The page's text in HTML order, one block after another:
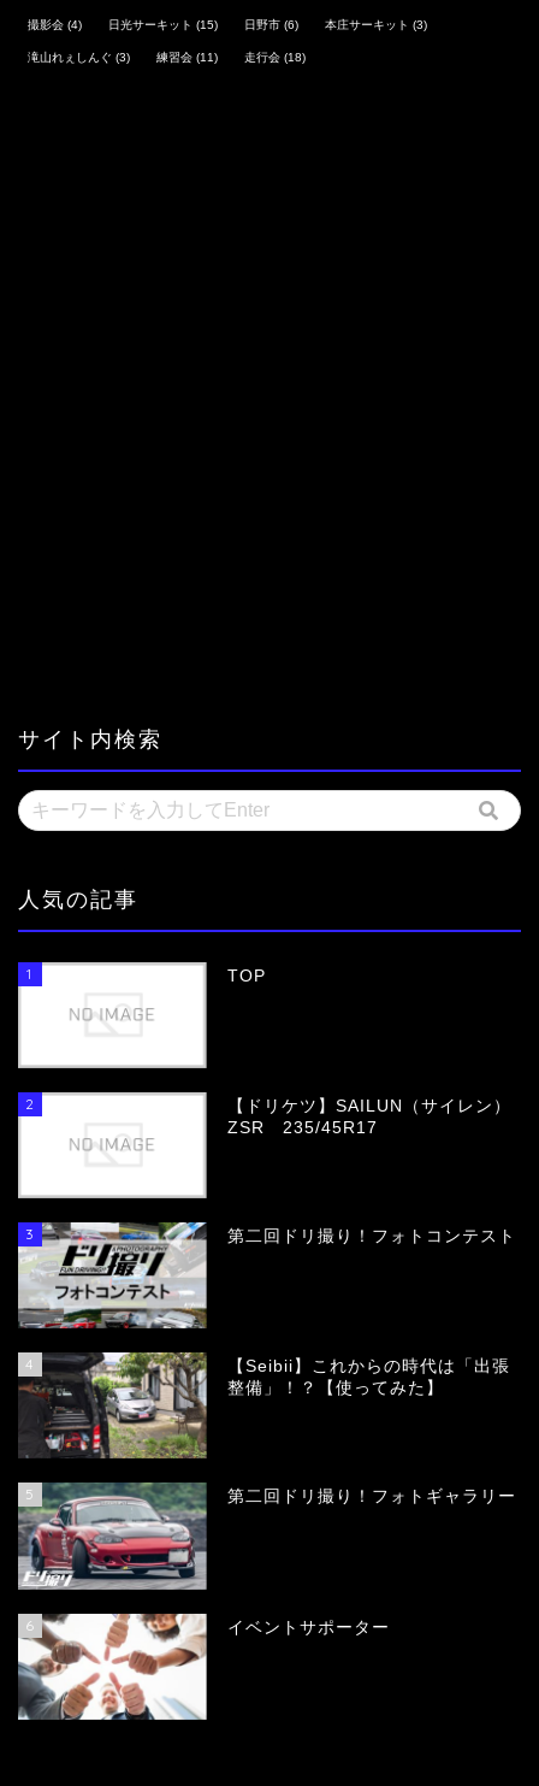
撮影会 (4) 日光サーキット (15) 日野市 (6) 本庄サーキット (3)
滝山れぇしんぐ (3) 練習会 (11) 走行会 (18)
サイト内検索
人気の記事
1 TOP
2
【ドリケツ】SAILUN（サイレン）
ZSR 235/45R17
3 第二回ドリ撮り！フォトコンテスト
4
【Seibii】これからの時代は「出張
整備」！？【使ってみた】
5 第二回ドリ撮り！フォトギャラリー
6 イベントサポーター